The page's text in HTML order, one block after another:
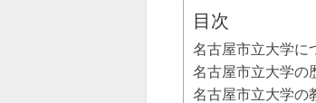
目次
名古屋市立大学に
名古屋市立大学の
名古屋市立大学の